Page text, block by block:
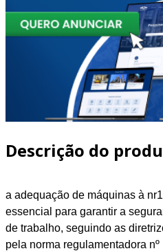
Descrição do
a adequação de máquinas à
essencial para garantir a
de trabalho, seguindo as
pela norma regulamentadora nº